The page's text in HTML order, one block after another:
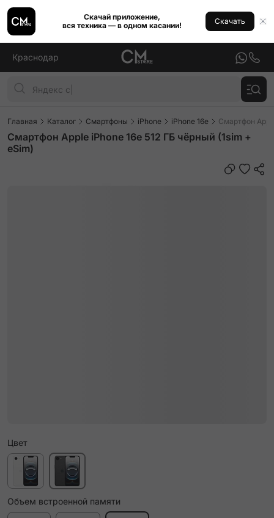
Скачай приложение,
вся техника — в одном касании!
Скачать
Краснодар
Главная Каталог Смартфоны iPhone iPhone 16e Смартфон
Смартфон Apple iPhone 16e 512 ГБ чёрный (1sim +
eSim)
Цвет
Объем встроенной памяти